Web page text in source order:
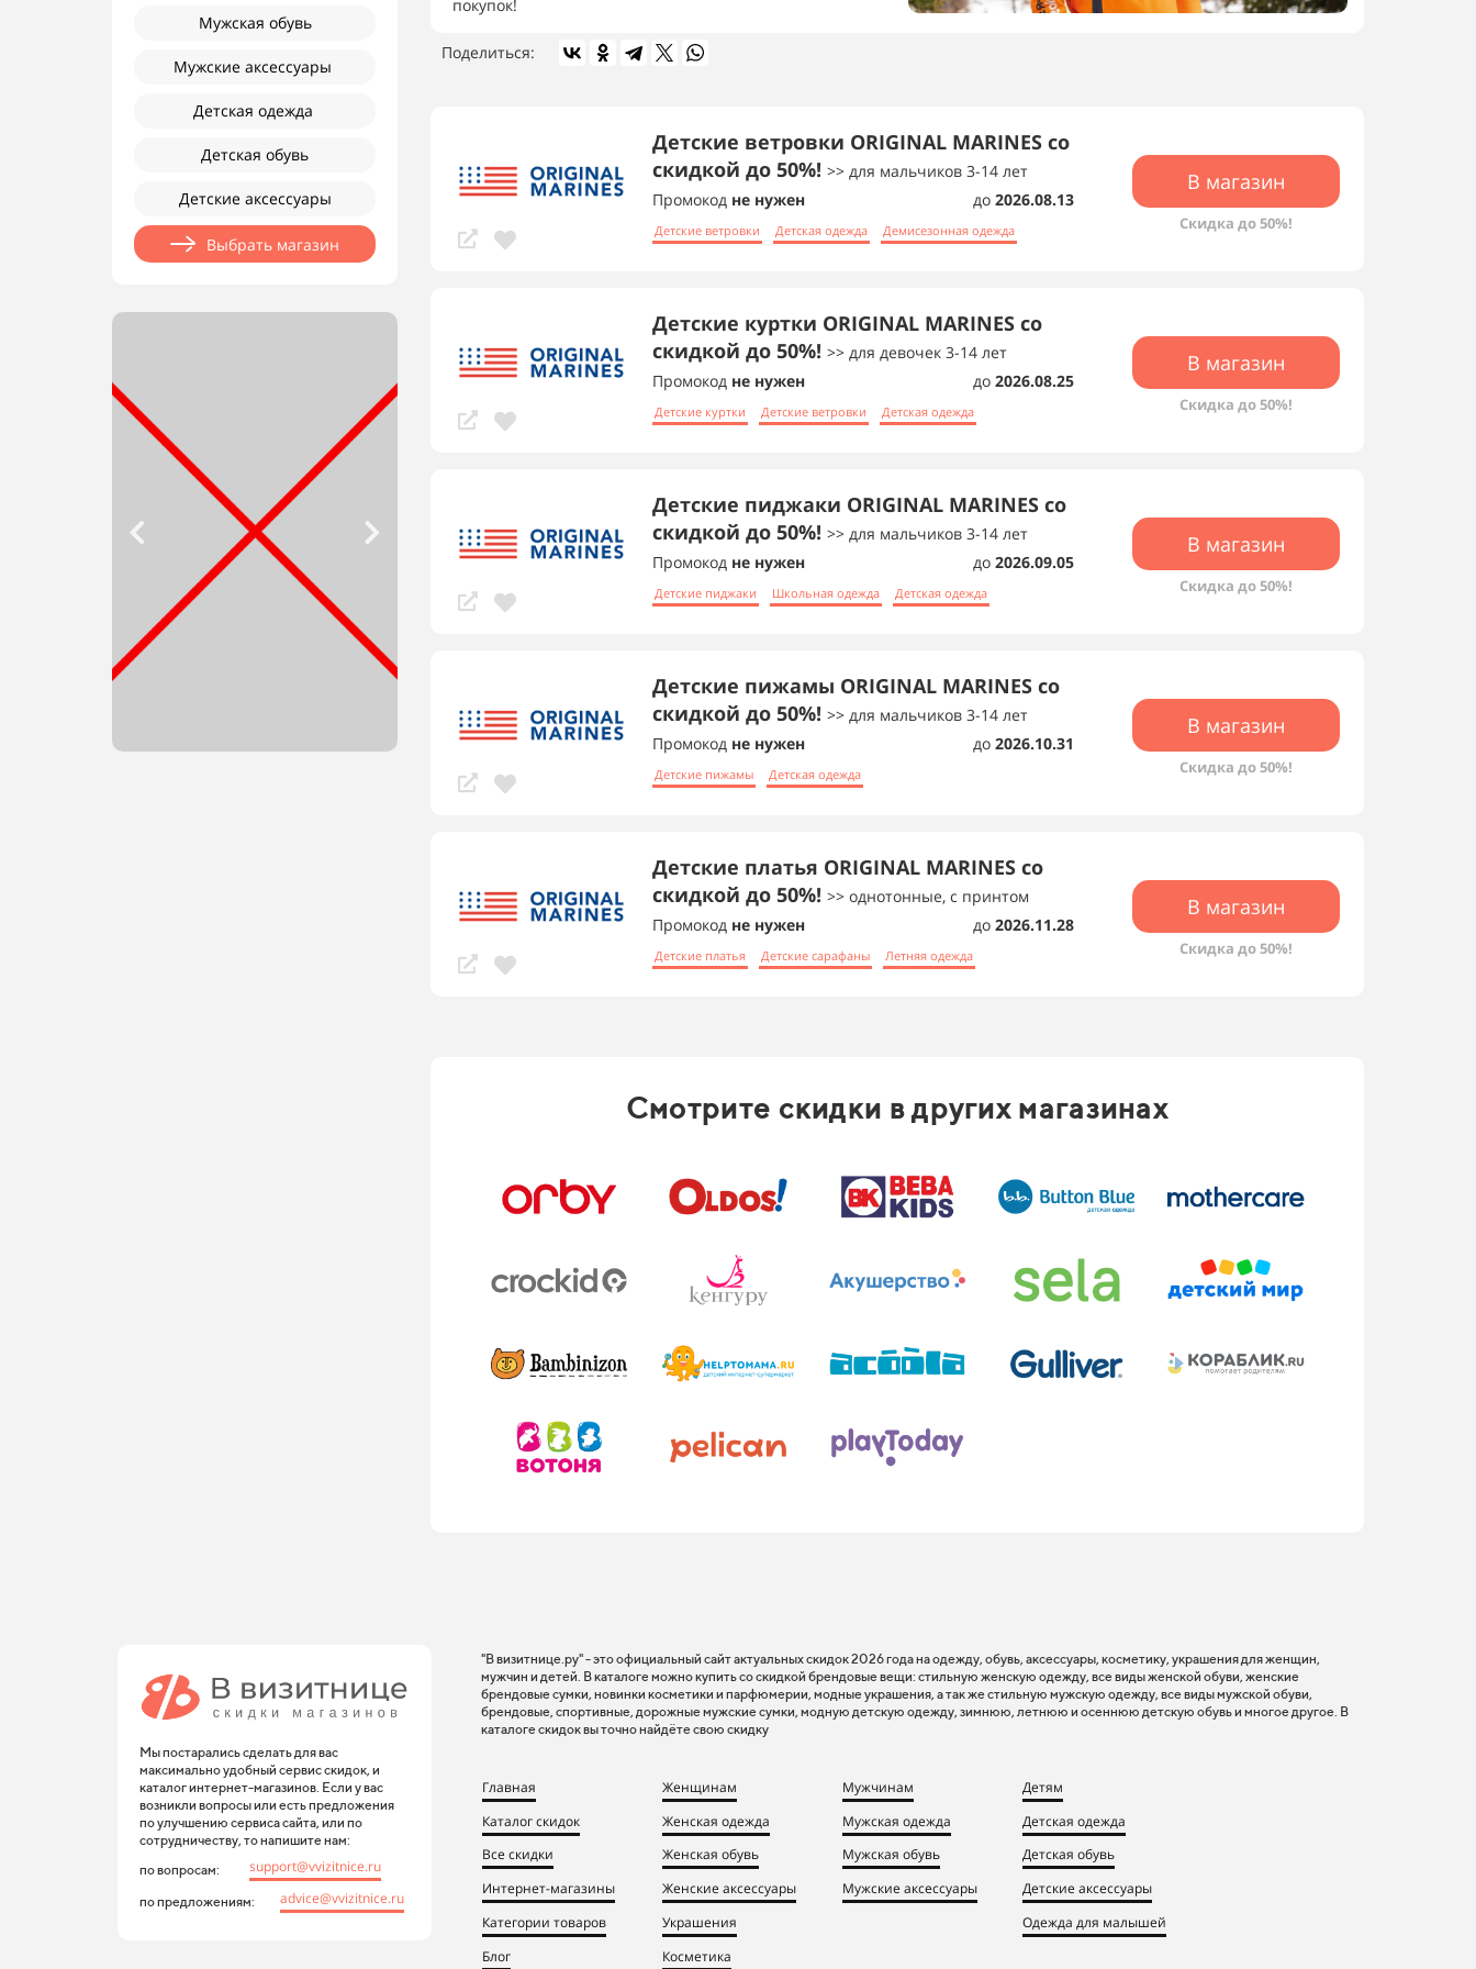
Мужская обувь
Мужские аксессуары
Детская одежда
Детская обувь
Детские аксессуары
Выбрать магазин
покупок!
Поделиться:
Детские ветровки ORIGINAL MARINES со
скидкой до 50%! >> для мальчиков 3-14 лет
Промокод не нужен до 2026.08.13
Детские ветровки Детская одежда Демисезонная одежда
В магазин
Скидка до 50%!
Детские куртки ORIGINAL MARINES со
скидкой до 50%! >> для девочек 3-14 лет
Промокод не нужен до 2026.08.25
Детские куртки Детские ветровки Детская одежда
В магазин
Скидка до 50%!
Детские пиджаки ORIGINAL MARINES со
скидкой до 50%! >> для мальчиков 3-14 лет
Промокод не нужен до 2026.09.05
Детские пиджаки Школьная одежда Детская одежда
В магазин
Скидка до 50%!
Детские пижамы ORIGINAL MARINES со
скидкой до 50%! >> для мальчиков 3-14 лет
Промокод не нужен до 2026.10.31
Детские пижамы Детская одежда
В магазин
Скидка до 50%!
Детские платья ORIGINAL MARINES со
скидкой до 50%! >> однотонные, с принтом
Промокод не нужен до 2026.11.28
Детские платья Детские сарафаны Летняя одежда
В магазин
Скидка до 50%!
Смотрите скидки в других магазинах
Мы постарались сделать для вас
максимально удобный сервис скидок, и
каталог интернет-магазинов. Если у вас
возникли вопросы или есть предложения
по улучшению сервиса сайта, или по
сотрудничеству, то напишите нам:
по вопросам:
support@vvizitnice.ru
по предложениям: advice@vvizitnice.ru
"В визитнице.ру" - это официальный сайт актуальных скидок 2026 года на одежду, обувь, аксессуары, косметику, украшения для женщин,
мужчин и детей. В каталоге можно купить со скидкой брендовые вещи: стильную женскую одежду, все виды женской обуви, женские
брендовые сумки, новинки косметики и парфюмерии, модные украшения, а так же стильную мужскую одежду, все виды мужской обуви,
брендовые, спортивные, дорожные мужские сумки, модную детскую одежду, зимнюю, летнюю и осеннюю детскую обувь и многое другое. В
каталоге скидок вы точно найдёте свою скидку
Главная
Каталог скидок
Все скидки
Интернет-магазины
Категории товаров
Блог
Женщинам
Женская одежда
Женская обувь
Женские аксессуары
Украшения
Косметика
Мужчинам
Мужская одежда
Мужская обувь
Мужские аксессуары
Детям
Детская одежда
Детская обувь
Детские аксессуары
Одежда для малышей